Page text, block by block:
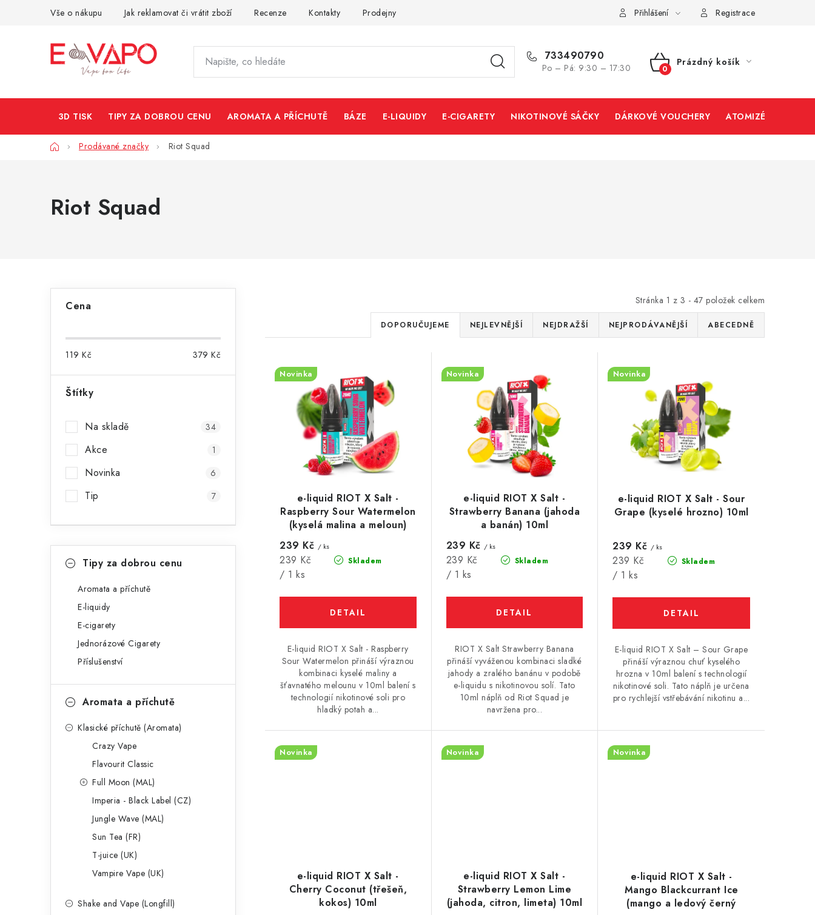
Vše o nákupu Jak reklamovat či vrátit zboží Recenze Kontakty Prodejny Přihlášení Registrace
733490790
Po – Pá: 9:30 – 17:30
NÁKUPNÍ
Prázdný košík
3D TISK TIPY ZA DOBROU CENU AROMATA A PŘÍCHUTĚ BÁZE E-LIQUIDY E-CIGARETY NIKOTINOVÉ SÁČKY DÁRKOVÉ VOUCHERY ATOMIZÉRY A
DomůProdávané značky Riot Squad
Riot Squad
t
a
n
Cena
119 Kč 379 Kč
Štítky
Na skladě 34
Akce 1
Novinka 6
Tip 7
kategorieTipy za dobrou cenu
Aromata a příchutě
E-liquidy
E-cigarety
Jednorázové Cigarety
Příslušenství
Aromata a příchutě
Klasické příchutě (Aromata)
Crazy Vape
Flavourit Classic
Full Moon (MAL)
Imperia - Black Label (CZ)
Jungle Wave (MAL)
Sun Tea (FR)
T-juice (UK)
Vampire Vape (UK)
Shake and Vape (Longfill)
Stránka 1 z 3 - 47 položek celkem
Ř
a
e
n
í
p
o
d
u
t
ů
DOPORUČUJEME NEJLEVNĚJŠÍ NEJDRAŽŠÍ NEJPRODÁVANĚJŠÍ ABECEDNĚ
V
e-liquid RIOT X Salt -
Raspberry Sour Watermelon
(kyselá malina a meloun)
Novinka
Skladem
239 Kč / ks
Měrná
cena:
239 Kč
/ 1 ks
E-liquid RIOT X Salt - Raspberry
Sour Watermelon přináší výraznou
kombinaci kyselé maliny a
šťavnatého melounu v 10ml balení s
technologií nikotinové soli pro
hladký potah a...
e-liquid RIOT X Salt -
Strawberry Banana (jahoda
a banán) 10ml
Novinka
Skladem
239 Kč / ks
Měrná
cena:
239 Kč
/ 1 ks
RIOT X Salt Strawberry Banana
přináší vyváženou kombinaci sladké
jahody a zralého banánu v podobě
e-liquidu s nikotinovou solí. Tato
10ml náplň od Riot Squad je
navržena pro...
e-liquid RIOT X Salt - Sour
Grape (kyselé hrozno) 10ml
Novinka
Skladem
239 Kč / ks
Měrná
cena:
239 Kč
/ 1 ks
E-liquid RIOT X Salt – Sour Grape
přináší výraznou chuť kyselého
hrozna v 10ml balení s technologií
nikotinové soli. Tato náplň je určena
pro rychlejší vstřebávání nikotinu a...
e-liquid RIOT X Salt -
Cherry Coconut (třešeň,
kokos) 10ml
Novinka
e-liquid RIOT X Salt -
Strawberry Lemon Lime
(jahoda, citron, limeta) 10ml
Novinka
e-liquid RIOT X Salt -
Mango Blackcurrant Ice
(mango a ledový černý
Novinka